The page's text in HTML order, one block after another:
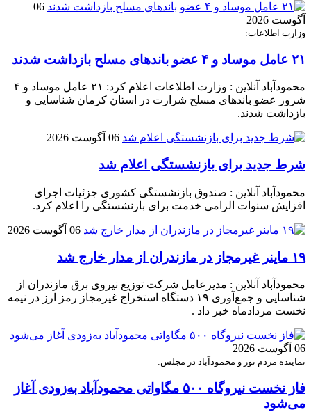
06
آگوست 2026
وزارت اطلاعات:
۲۱ عامل موساد و ۴ عضو باند‌های مسلح بازداشت شدند
محمودآباد آنلاین : وزارت اطلاعات اعلام کرد: ۲۱ عامل موساد و ۴
شرور عضو باند‌های مسلح شرارت در استان کرمان شناسایی و
بازداشت شدند.
06 آگوست 2026
شرط جدید برای بازنشستگی اعلام شد
محمودآباد آنلاین : صندوق بازنشستگی کشوری جزئیات اجرای
افزایش سنوات الزامی خدمت برای بازنشستگی را اعلام کرد.
06 آگوست 2026
۱۹ ماینر غیرمجاز در مازندران از مدار خارج شد
محمودآباد آنلاین : مدیرعامل شرکت توزیع نیروی برق مازندران از
شناسایی و جمع‌آوری ۱۹ دستگاه استخراج غیرمجاز رمز ارز در نیمه
نخست مردادماه خبر داد .
06 آگوست 2026
نماینده مردم نور و محمودآباد در مجلس:
فاز نخست نیروگاه ۵۰۰ مگاواتی محمودآباد به‌زودی آغاز
می‌شود